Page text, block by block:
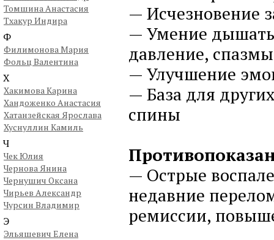
Томшина Анастасия
Тхакур Индира
Ф
Филимонова Мария
Фольц Валентина
Х
Хакимова Карина
Хандоженко Анастасия
Хатанзейская Ярослава
Хуснуллин Камиль
Ч
Чек Юлия
Чернова Янина
Чернушич Оксана
Чирьев Александр
Чурсин Владимир
Э
Эльяшевич Елена
— Исчезновение
— Умение
давление,
— Улучшение
— База для
спины
— Острые
недавние
ремиссии,